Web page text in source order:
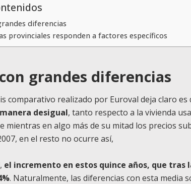
diferencias
provinciales responden a factores específicos
grandes diferencias
comparativo realizado por Euroval deja claro es
desigual, tanto respecto a la vivienda
mientras en algo más de su mitad los precios
en el resto no ocurre así,
el incremento en estos quince años, que tras
. Naturalmente, las diferencias con esta media